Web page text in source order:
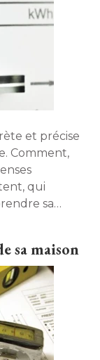
et précise
Comment,
qui
sa
sa maison